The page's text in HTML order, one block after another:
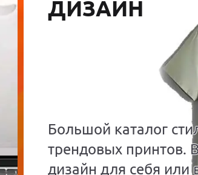
ДИЗАЙН
Большой каталог
трендовых принтов.
дизайн для себя или